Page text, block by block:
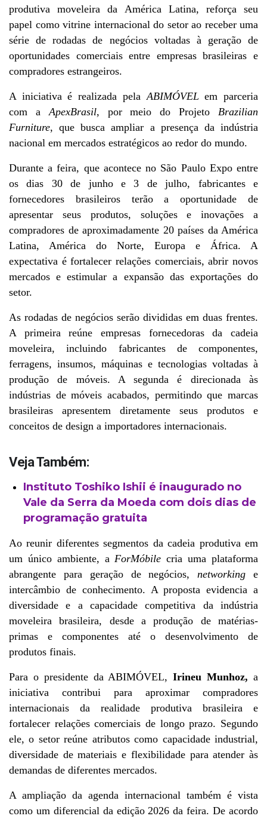
produtiva moveleira da América Latina, reforça seu
papel como vitrine internacional do setor ao receber uma
série de rodadas de negócios voltadas à geração de
oportunidades comerciais entre empresas brasileiras e
compradores estrangeiros.
A iniciativa é realizada pela ABIMÓVEL em parceria
com a ApexBrasil, por meio do Projeto Brazilian
Furniture, que busca ampliar a presença da indústria
nacional em mercados estratégicos ao redor do mundo.
Durante a feira, que acontece no São Paulo Expo entre
os dias 30 de junho e 3 de julho, fabricantes e
fornecedores brasileiros terão a oportunidade de
apresentar seus produtos, soluções e inovações a
compradores de aproximadamente 20 países da América
Latina, América do Norte, Europa e África. A
expectativa é fortalecer relações comerciais, abrir novos
mercados e estimular a expansão das exportações do
setor.
As rodadas de negócios serão divididas em duas frentes.
A primeira reúne empresas fornecedoras da cadeia
moveleira, incluindo fabricantes de componentes,
ferragens, insumos, máquinas e tecnologias voltadas à
produção de móveis. A segunda é direcionada às
indústrias de móveis acabados, permitindo que marcas
brasileiras apresentem diretamente seus produtos e
conceitos de design a importadores internacionais.
Veja Também:
Instituto Toshiko Ishii é inaugurado no
Vale da Serra da Moeda com dois dias de
programação gratuita
Ao reunir diferentes segmentos da cadeia produtiva em
um único ambiente, a ForMóbile cria uma plataforma
abrangente para geração de negócios, networking e
intercâmbio de conhecimento. A proposta evidencia a
diversidade e a capacidade competitiva da indústria
moveleira brasileira, desde a produção de matérias-
primas e componentes até o desenvolvimento de
produtos finais.
Para o presidente da ABIMÓVEL, Irineu Munhoz, a
iniciativa contribui para aproximar compradores
internacionais da realidade produtiva brasileira e
fortalecer relações comerciais de longo prazo. Segundo
ele, o setor reúne atributos como capacidade industrial,
diversidade de materiais e flexibilidade para atender às
demandas de diferentes mercados.
A ampliação da agenda internacional também é vista
como um diferencial da edição 2026 da feira. De acordo